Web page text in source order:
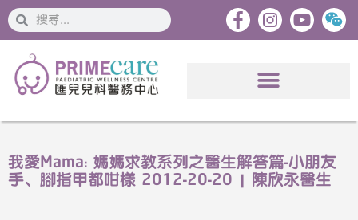
搜
索
搜
索
我愛Mama: 媽媽求教系列之醫生解答篇-小朋友
手、腳指甲都咁樣 2012-20-20 | 陳欣永醫生